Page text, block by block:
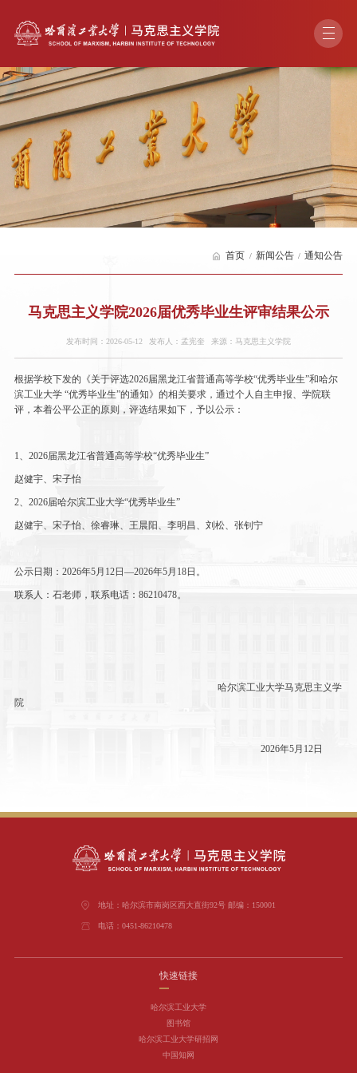
首页 新闻公告 通知公告
马克思主义学院2026届优秀毕业生评审结果公示
发布时间：2026-05-12 发布人：孟宪奎 来源：马克思主义学院
根据学校下发的《关于评选2026届黑龙江省普通高等学校“优秀毕业生”和哈尔
滨工业大学 “优秀毕业生”的通知》的相关要求，通过个人自主申报、学院联
评，本着公平公正的原则，评选结果如下，予以公示：
1 2026届黑龙江省普通高等学校“优秀毕业生”
赵健宇、宋子怡
2、 2026届哈尔滨工业大学“优秀毕业生”
赵健宇、宋子怡、徐睿琳、王晨阳、李明昌、刘松、张钊宁
公示日期： 2026年5月 1 2日 —2026年5月 1 8日。
联系人：石老师，联系电话： 86210478。
哈尔滨工业大学马克思主义学
院
2026年5月 1 2日
地址：哈尔滨市南岗区西大直街92号 邮编：150001
电话：0451-86210478
快速链接
哈尔滨工业大学
图书馆
哈尔滨工业大学研招网
中国知网